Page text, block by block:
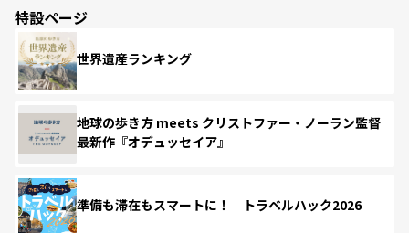
特設ページ
世界遺産ランキング
地球の歩き方 meets クリストファー・ノーラン監督
最新作『オデュッセイア』
準備も滞在もスマートに！ トラベルハック2026